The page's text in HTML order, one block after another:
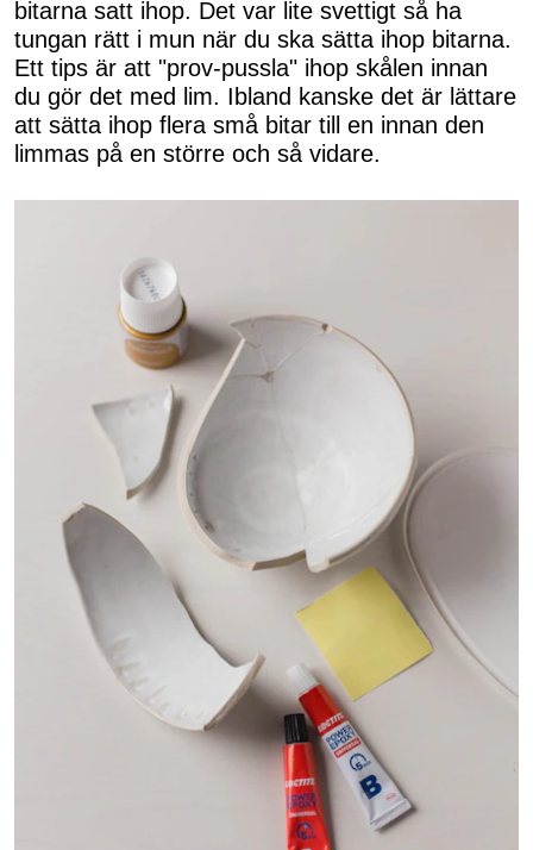
bitarna satt ihop. Det var lite svettigt så ha
tungan rätt i mun när du ska sätta ihop bitarna.
Ett tips är att "prov-pussla" ihop skålen innan
du gör det med lim. Ibland kanske det är lättare
att sätta ihop flera små bitar till en innan den
limmas på en större och så vidare.